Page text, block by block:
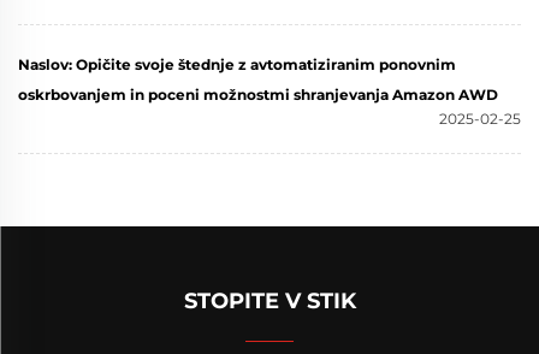
Naslov: Opičite svoje štednje z avtomatiziranim ponovnim
oskrbovanjem in poceni možnostmi shranjevanja Amazon AWD
2025-02-25
STOPITE V STIK